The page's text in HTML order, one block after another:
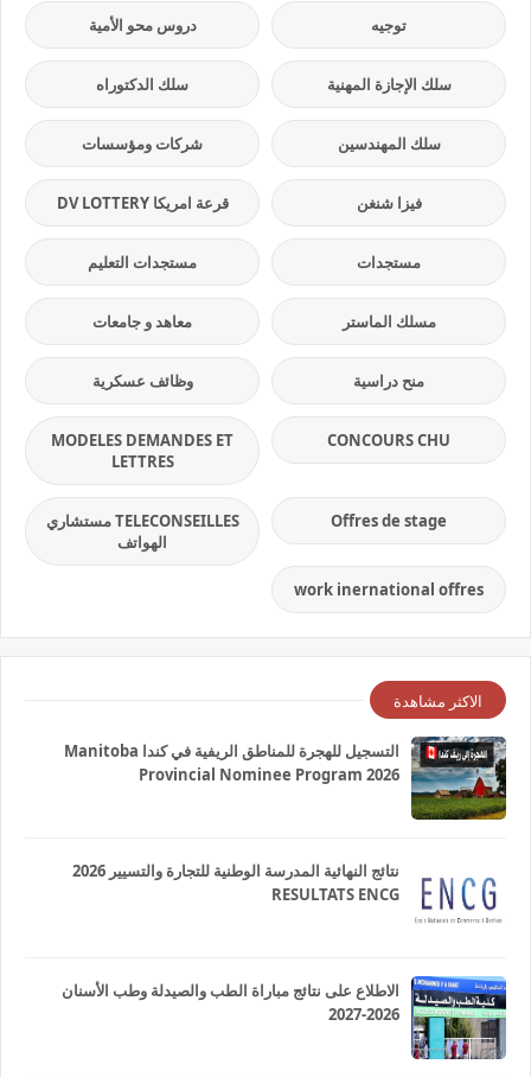
توجيه دروس محو الأمية
سلك الإجازة المهنية سلك الدكتوراه
سلك المهندسين شركات ومؤسسات
فيزا شنغن قرعة امريكا DV LOTTERY
مستجدات مستجدات التعليم
مسلك الماستر معاهد و جامعات
منح دراسية وظائف عسكرية
CONCOURS CHU
MODELES DEMANDES ET
LETTRES
Offres de stage
TELECONSEILLES مستشاري
الهواتف
work inernational offres
الاكثر مشاهدة
التسجيل للهجرة للمناطق الريفية في كندا Manitoba
Provincial Nominee Program 2026
نتائج النهائية المدرسة الوطنية للتجارة والتسيير 2026
RESULTATS ENCG
الاطلاع على نتائج مباراة الطب والصيدلة وطب الأسنان
2026-2027